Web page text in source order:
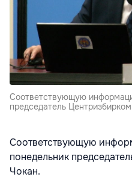
Соответствующую
председатель
Соответствующую
понедельник
Чокан.